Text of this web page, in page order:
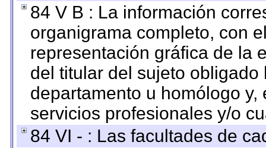
84 V B : La información
organigrama completo, con
representación gráfica de la
del titular del sujeto
departamento u homólogo
servicios profesionales y/o
84 VI - : Las facultades de